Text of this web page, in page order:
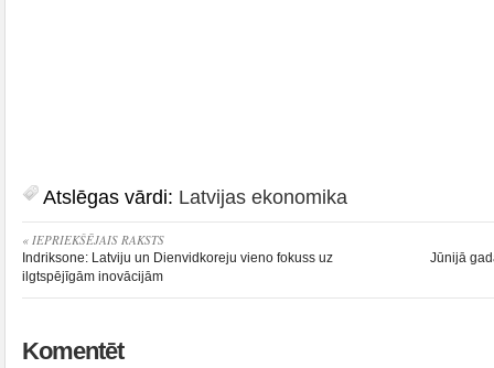
Atslēgas vārdi: Latvijas ekonomika
« IEPRIEKŠĒJAIS RAKSTS
Indriksone: Latviju un Dienvidkoreju vieno fokuss uz
ilgtspējīgām inovācijām
Jūnijā
Komentēt